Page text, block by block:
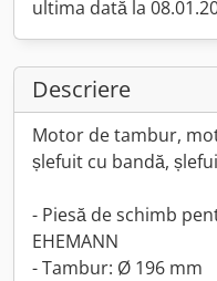
ultima dată la
Descriere
Motor de tambur,
șlefuit cu bandă,
- Piesă de schimb
EHEMANN
- Tambur: Ø 196 mm